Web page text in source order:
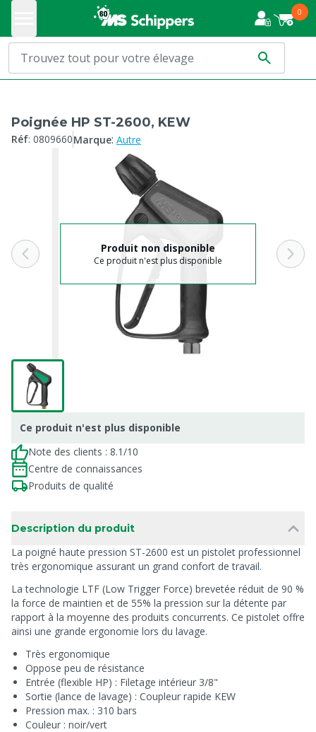
0
Poignée HP ST-2600, KEW
Réf: 0809660Marque: Autre
Produit non disponible
Ce produit n'est plus disponible
Ce produit n'est plus disponible
Note des clients : 8.1/10
Centre de connaissances
Produits de qualité
Description du produit
La poigné haute pression ST-2600 est un pistolet professionnel
très ergonomique assurant un grand confort de travail.
La technologie LTF (Low Trigger Force) brevetée réduit de 90 %
la force de maintien et de 55% la pression sur la détente par
rapport à la moyenne des produits concurrents. Ce pistolet offre
ainsi une grande ergonomie lors du lavage.
Très ergonomique
Oppose peu de résistance
Entrée (flexible HP) : Filetage intérieur 3/8"
Sortie (lance de lavage) : Coupleur rapide KEW
Pression max. : 310 bars
Couleur : noir/vert